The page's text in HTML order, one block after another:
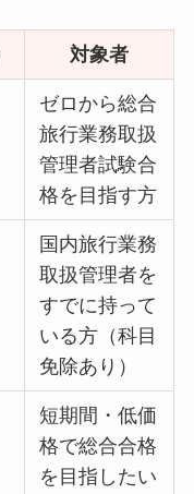
対象者
ゼロから総合
旅行業務取扱
管理者試験合
格を目指す方
国内旅行業務
取扱管理者を
すでに持って
いる方（科目
免除あり）
短期間・低価
格で総合合格
を目指したい